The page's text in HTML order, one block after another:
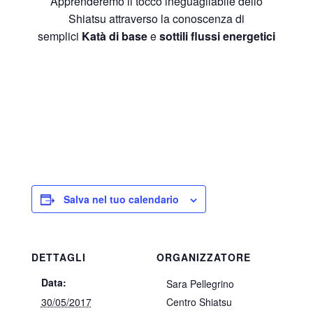
Shiatsu attraverso la conoscenza di
semplici Katà di baseesottili flussi energetici
Salva nel tuo calendario
DETTAGLI
Data:
30/05/2017
ORGANIZZATORE
Sara Pellegrino
Centro Shiatsu